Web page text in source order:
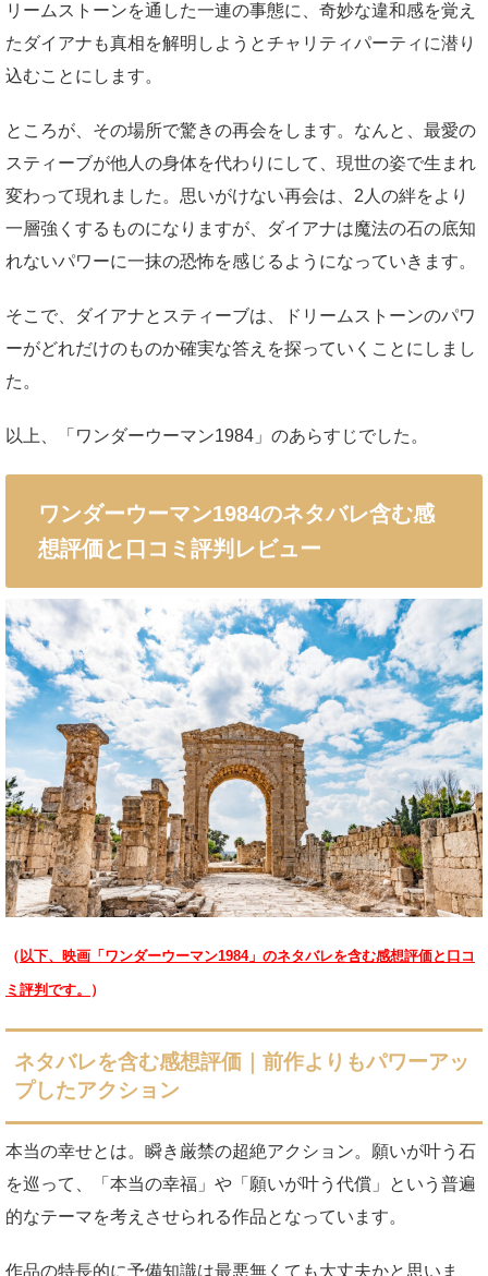
リームストーンを通した一連の事態に、奇妙な違和感を覚え
たダイアナも真相を解明しようとチャリティパーティに潜り
込むことにします。
ところが、その場所で驚きの再会をします。なんと、最愛の
スティーブが他人の身体を代わりにして、現世の姿で生まれ
変わって現れました。思いがけない再会は、2人の絆をより
一層強くするものになりますが、ダイアナは魔法の石の底知
れないパワーに一抹の恐怖を感じるようになっていきます。
そこで、ダイアナとスティーブは、ドリームストーンのパワ
ーがどれだけのものか確実な答えを探っていくことにしまし
た。
以上、「ワンダーウーマン1984」のあらすじでした。
ワンダーウーマン1984のネタバレ含む感
想評価と口コミ評判レビュー
（ 以下、映画「ワンダーウーマン1984」のネタバレを含む感想評価と口コ
ミ評判です。 ）
ネタバレを含む感想評価｜前作よりもパワーアッ
プしたアクション
本当の幸せとは。瞬き厳禁の超絶アクション。願いが叶う石
を巡って、「本当の幸福」や「願いが叶う代償」という普遍
的なテーマを考えさせられる作品となっています。
作品の特長的に予備知識は最悪無くても大丈夫かと思いま